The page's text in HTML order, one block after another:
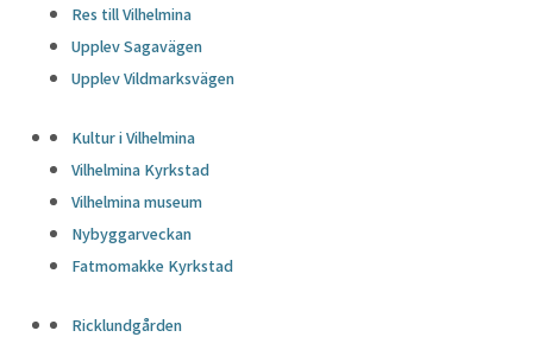
Res till Vilhelmina
Upplev Sagavägen
Upplev Vildmarksvägen
Kultur i Vilhelmina
Vilhelmina Kyrkstad
Vilhelmina museum
Nybyggarveckan
Fatmomakke Kyrkstad
Ricklundgården